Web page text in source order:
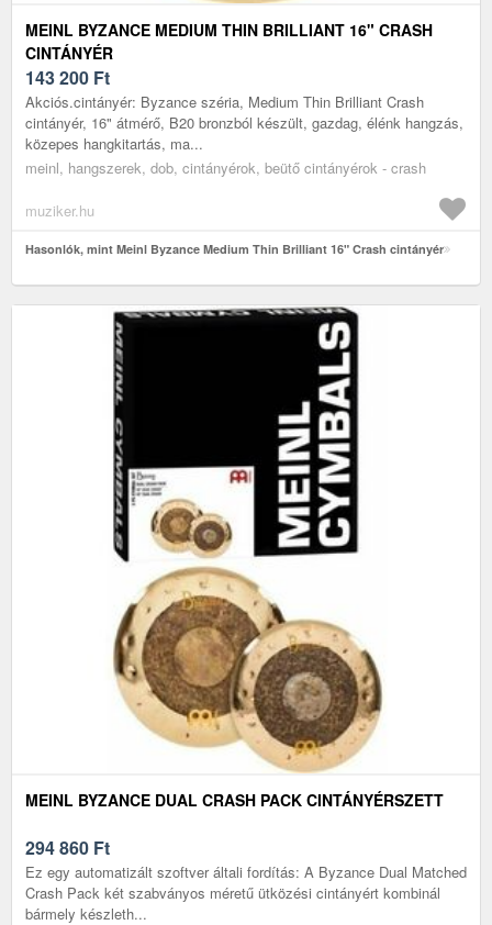
MEINL BYZANCE MEDIUM THIN BRILLIANT 16" CRASH
CINTÁNYÉR
143 200 Ft
Akciós.cintányér: Byzance széria, Medium Thin Brilliant Crash
cintányér, 16" átmérő, B20 bronzból készült, gazdag, élénk hangzás,
közepes hangkitartás, ma...
meinl, hangszerek, dob, cintányérok, beütő cintányérok - crash
muziker.hu
Hasonlók, mint Meinl Byzance Medium Thin Brilliant 16" Crash cintányér
MEINL BYZANCE DUAL CRASH PACK CINTÁNYÉRSZETT
294 860 Ft
Ez egy automatizált szoftver általi fordítás: A Byzance Dual Matched
Crash Pack két szabványos méretű ütközési cintányért kombinál
bármely készleth...